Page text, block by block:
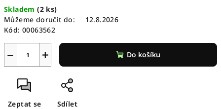
cena:
Skladem(2 ks)
Můžeme doručit do:
12.8.2026
Kód: 00063562
+
− Do košíku
Zeptat se Sdílet